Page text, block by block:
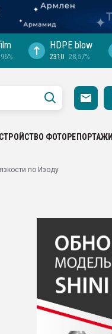
HDPE blow
2310 28,57%
ФОТОРЕПОРТАЖИ
по Изоду